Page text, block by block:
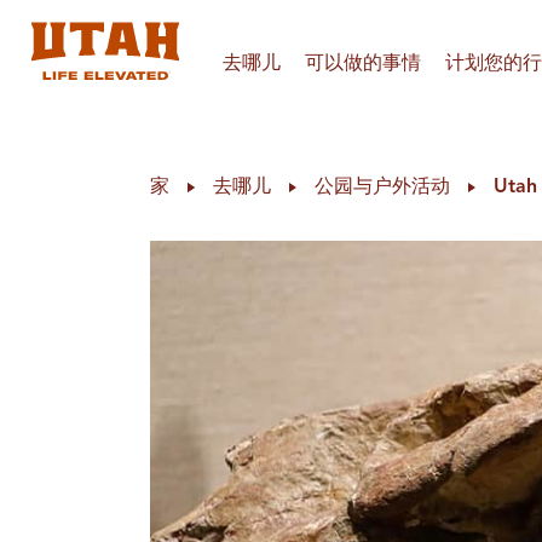
去哪儿 可以做的事情 计划您的
家 去哪儿 公园与户外活动 Utah